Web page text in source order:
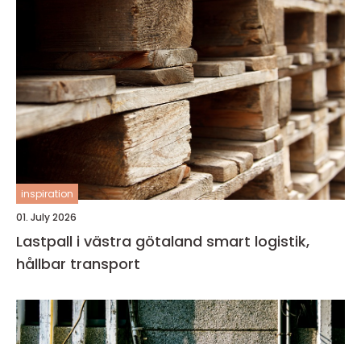
inspiration
01. July 2026
Lastpall i västra götaland smart logistik,
hållbar transport